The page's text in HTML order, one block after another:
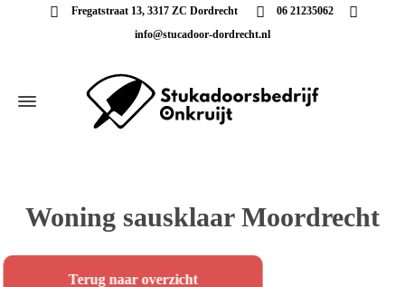
Fregatstraat 13, 3317 ZC Dordrecht
06 21235062
info@stucadoor-dordrecht.nl
Woning sausklaar Moordrecht
Terug naar overzicht